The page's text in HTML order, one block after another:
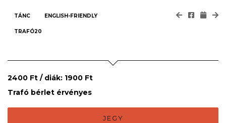
TÁNC ENGLISH-FRIENDLY
TRAFÓ20
2400 Ft / diák: 1900 Ft
Trafó bérlet érvényes
JEGY